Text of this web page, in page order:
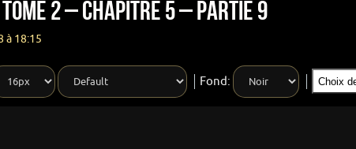
2 – Chapitre 5 – Partie 9
à 18:15
Fond: